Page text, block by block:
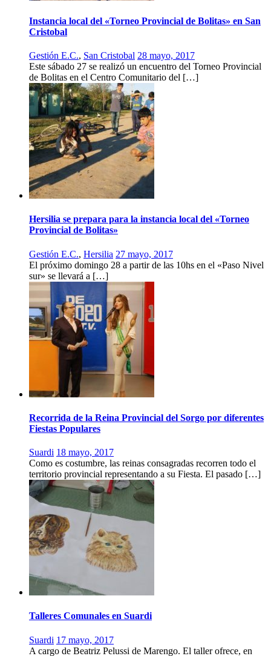
Instancia local del «Torneo Provincial de Bolitas» en San
Cristobal
Gestión E.C., San Cristobal 28 mayo, 2017
Este sábado 27 se realizó un encuentro del Torneo Provincial
de Bolitas en el Centro Comunitario del […]
Hersilia se prepara para la instancia local del «Torneo
Provincial de Bolitas»
Gestión E.C., Hersilia 27 mayo, 2017
El próximo domingo 28 a partir de las 10hs en el «Paso Nivel
sur» se llevará a […]
Recorrida de la Reina Provincial del Sorgo por diferentes
Fiestas Populares
Suardi 18 mayo, 2017
Como es costumbre, las reinas consagradas recorren todo el
territorio provincial representando a su Fiesta. El pasado […]
Talleres Comunales en Suardi
Suardi 17 mayo, 2017
A cargo de Beatriz Pelussi de Marengo. El taller ofrece, en